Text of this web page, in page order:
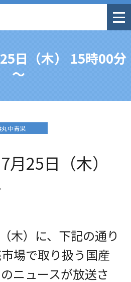
日（木） 15時00分
～
丸中青果
25日（木）
木）に、下記の通り
場で取り扱う国産
ニュースが放送さ